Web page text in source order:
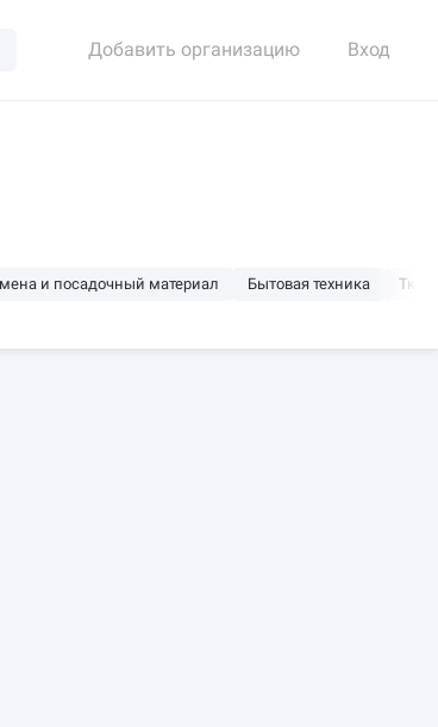
Добавить организацию Вход
и посадочный материал Бытовая техника